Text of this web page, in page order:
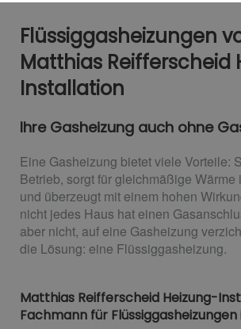
Flüssiggasheizungen
Matthias Reifferscheid
Installation
Ihre Gasheizung auch ohne
Eine Gasheizung bietet viele Vorteile:
Betrieb, sorgt für gleichmäßige Wärme
und überzeugt mit einem hohen
nicht jedes Haus hat einen
aber nicht, auf eine Gasheizung
die Lösung: eine Flüssiggasheizung.
Matthias Reifferscheid Heizung-
Fachmann für Flüssiggasheizungen